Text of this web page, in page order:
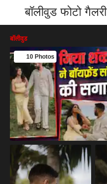
बॉलीवुड फोटो गैलरी
बॉलीवुड
10 Photos